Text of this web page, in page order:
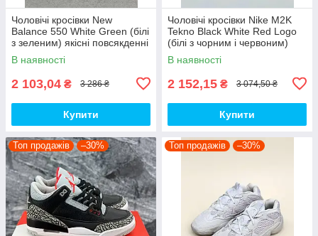
Чоловічі кросівки New
Balance 550 White Green (білі
з зеленим) якісні повсякденні
кроси NB020 top
В наявності
2 103,04 ₴ 3 286 ₴
Купити
Чоловічі кросівки Nike M2K
Tekno Black White Red Logo
(білі з чорним і червоним)
спортивні демі кроси PD7430
топ
В наявності
2 152,15 ₴ 3 074,50 ₴
Купити
Топ продажів –30% Топ продажів –30%